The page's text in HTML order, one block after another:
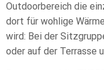
Outdoorbereich die
dort für wohlige
wird: Bei der
oder auf der Terrasse